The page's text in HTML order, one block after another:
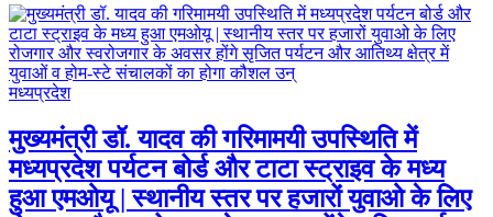
मध्यप्रदेश
मुख्यमंत्री डॉ. यादव की गरिमामयी उपस्थिति में
मध्यप्रदेश पर्यटन बोर्ड और टाटा स्ट्राइव के मध्य
हुआ एमओयू | स्थानीय स्तर पर हजारों युवाओ के लिए